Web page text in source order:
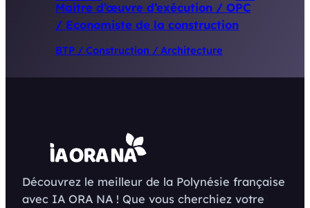
Maitre d’œuvre d’exécution / OPC
/ Economiste de la construction
BTP / Construction / Architecture
Découvrez le meilleur de la Polynésie française
avec IA ORA NA ! Que vous cherchiez votre